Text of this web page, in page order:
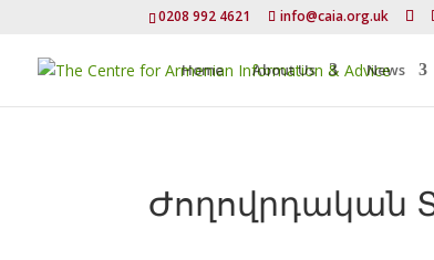
0208 992 4621 info@caia.org.uk
Home About Us News
Ժողովրդական